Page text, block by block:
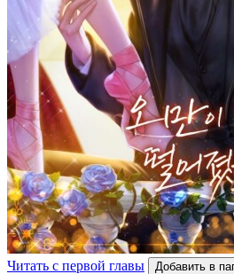
Читать с первой главы Добавить в